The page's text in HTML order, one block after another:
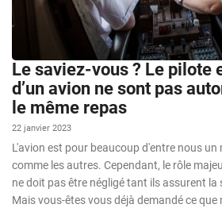
Le saviez-vous ? Le pilote
d’un avion ne sont pas
le même repas
22 janvier 2023
L'avion est pour beaucoup d'entre nous
comme les autres. Cependant, le rôle
ne doit pas être négligé tant ils assurent la
Mais vous-êtes vous déjà demandé ce